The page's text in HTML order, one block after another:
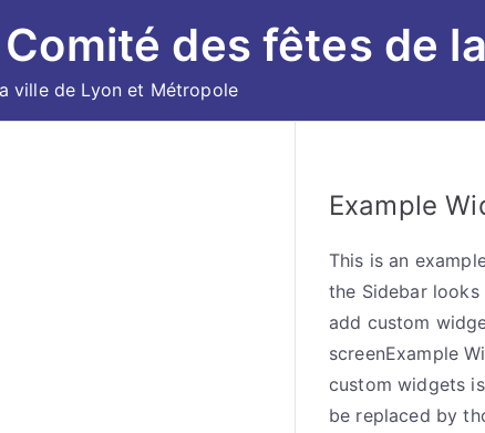
des fêtes de
ville de Lyon et Métropole
Example
This is an
the Sidebar
add custom
screenExample
custom widgets
be replaced by